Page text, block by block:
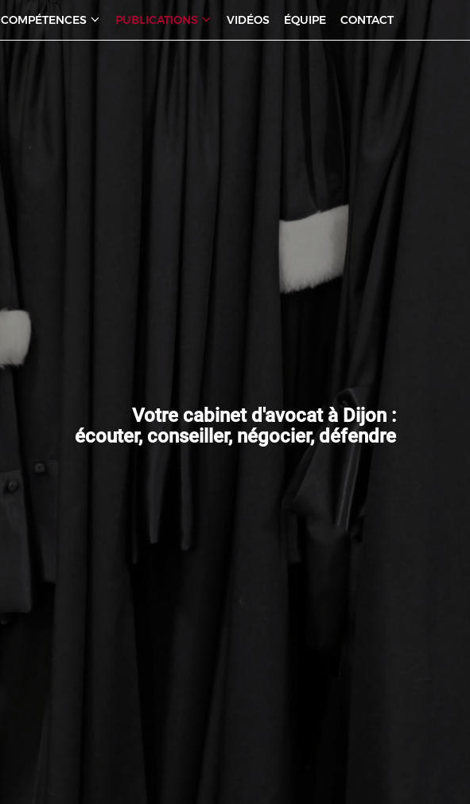
COMPÉTENCES PUBLICATIONS VIDÉOS ÉQUIPE CONTACT
Votre cabinet d'avocat à Dijon :
écouter, conseiller, négocier, défendre